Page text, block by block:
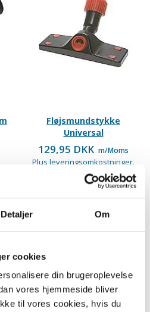
Detaljer Om
cookies
din brugeroplevelse
vores hjemmeside bliver
til vores cookies, hvis du
Fløjsmundstykke
Universal
129,95 DKK m/Moms
Plus leveringsomkostninger.
39,00 til pakkehops. Fri fragt til
pakkeshop ved køb over 599,-
På lager